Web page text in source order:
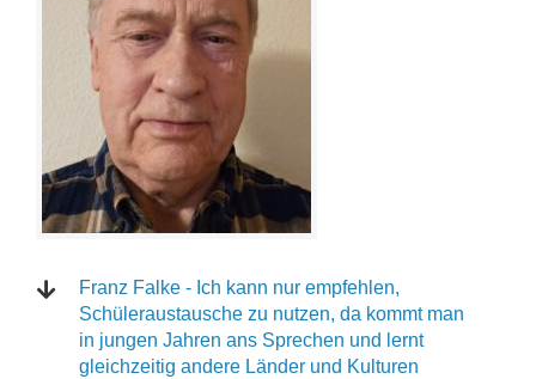
Franz Falke - Ich kann nur empfehlen,
Schüleraustausche zu nutzen, da kommt man
in jungen Jahren ans Sprechen und lernt
gleichzeitig andere Länder und Kulturen